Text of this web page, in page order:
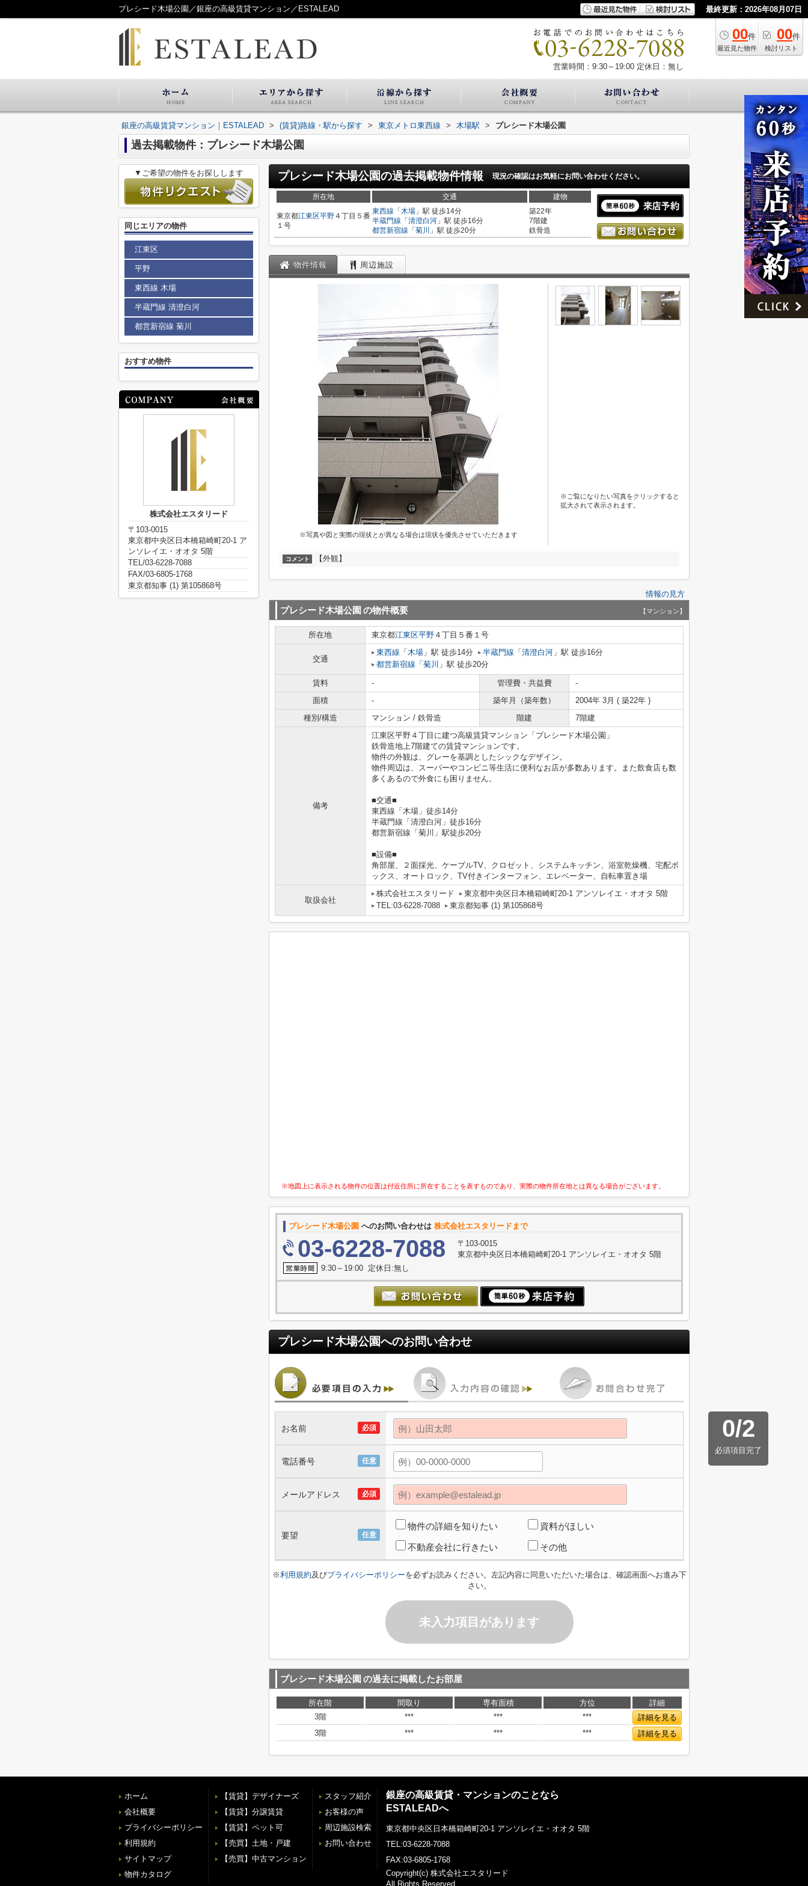
プレシード木場公園／銀座の高級賃貸マンション／ESTALEAD 最終更新：2026年08月07日
00件
最近見た物件
00件
検討リスト
営業時間：9:30～19:00 定休日：無し
銀座の高級賃貸マンション｜ESTALEAD > (賃貸)路線・駅から探す > 東京メトロ東西線 > 木場駅 > プレシード木場公園
過去掲載物件：プレシード木場公園
プレシード木場公園の過去掲載物件情報 現況の確認はお気軽にお問い合わせください。
所在地 交通 建物
東京都江東区平野４丁目５番
１号
東西線 「 木場 」駅 徒歩14分
半蔵門線 「 清澄白河 」駅 徒歩16分
都営新宿線 「 菊川 」駅 徒歩20分
築22年
7階建
鉄骨造
物件情報 周辺施設
※写真や図と実際の現状とが異なる場合は現状を優先させていただきます
※ご覧になりたい写真をクリックすると
拡大されて表示されます。
コメント 【外観】
情報の見方
プレシード木場公園 の物件概要 【マンション】
所在地 東京都江東区平野 ４丁目５番１号
交通
東西線 「 木場 」駅 徒歩14分 半蔵門線 「 清澄白河 」駅 徒歩16分
都営新宿線 「 菊川 」駅 徒歩20分
賃料 - 管理費・共益費
-
面積
- 築年月（築年数）
2004年 3月 ( 築22年 )
種別/構造
マンション / 鉄骨造 階建 7階建
備考
江東区平野４丁目に建つ高級賃貸マンション「プレシード木場公園」
鉄骨造地上7階建ての賃貸マンションです。
物件の外観は、グレーを基調としたシックなデザイン。
物件周辺は、スーパーやコンビニ等生活に便利なお店が多数あります。また飲食店も数
多くあるので外食にも困りません。
■交通■
東西線「木場」徒歩14分
半蔵門線「清澄白河」徒歩16分
都営新宿線「菊川」駅徒歩20分
■設備■
角部屋、２面採光、ケーブルTV、クロゼット、システムキッチン、浴室乾燥機、宅配ボ
ックス、オートロック、TV付きインターフォン、エレベーター、自転車置き場
取扱会社
株式会社エスタリード
東京都中央区日本橋箱崎町20-1 アンソレイエ・オオタ 5階
TEL:03-6228-7088
東京都知事 (1) 第105868号
※地図上に表示される物件の位置は付近住所に所在することを表すものであり、実際の物件所在地とは異なる場合がございます。
プレシード木場公園 へのお問い合わせは 株式会社エスタリードまで
03-6228-7088
〒103-0015
東京都中央区日本橋箱崎町20-1 アンソレイエ・オオタ 5階
9:30～19:00 定休日:無し
プレシード木場公園へのお問い合わせ
0/2
必須項目完了
必須
お名前
任意
電話番号
必須
メールアドレス
任意
要望
物件の詳細を知りたい 資料がほしい
不動産会社に行きたい その他
※利用規約及びプライバシーポリシーを必ずお読みください。左記内容に同意いただいた場合は、確認画面へお進み下
さい。
未入力項目があります
プレシード木場公園 の過去に掲載したお部屋
所在階 間取り 専有面積 方位
詳細
3階
*** *** ***
詳細を見る
3階
*** *** *** 詳細を見る
▼ご希望の物件をお探しします
同じエリアの物件
江東区
平野
東西線 木場
半蔵門線 清澄白河
都営新宿線 菊川
おすすめ物件
株式会社エスタリード
〒103-0015
東京都中央区日本橋箱崎町20-1 ア
ンソレイエ・オオタ 5階
TEL/03-6228-7088
FAX/03-6805-1768
東京都知事 (1) 第105868号
ホーム
会社概要
プライバシーポリシー
利用規約
サイトマップ
物件カタログ
【賃貸】デザイナーズ
【賃貸】分譲賃貸
【賃貸】ペット可
【売買】土地・戸建
【売買】中古マンション
スタッフ紹介
お客様の声
周辺施設検索
お問い合わせ
銀座の高級賃貸・マンションのことなら
ESTALEADへ
東京都中央区日本橋箱崎町20-1 アンソレイエ・オオタ 5階
TEL:03-6228-7088
FAX:03-6805-1768
Copyright(c) 株式会社エスタリード
All Rights Reserved.